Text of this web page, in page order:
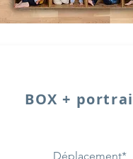
BOX +
Déplacement*